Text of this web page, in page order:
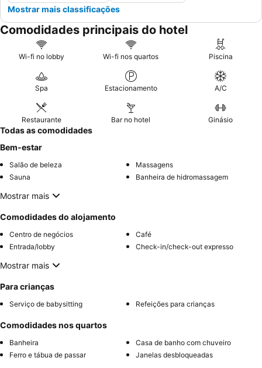
Mostrar mais classificações
Comodidades principais do hotel
Wi-fi no lobby Wi-fi nos quartos Piscina
Spa Estacionamento A/C
Restaurante Bar no hotel Ginásio
Todas as comodidades
Bem-estar
Salão de beleza
Massagens
Sauna
Banheira de hidromassagem
Mostrar mais
Comodidades do alojamento
Centro de negócios
Café
Entrada/lobby
Check-in/check-out expresso
Mostrar mais
Para crianças
Serviço de babysitting Refeições para crianças
Comodidades nos quartos
Banheira
Casa de banho com chuveiro
Ferro e tábua de passar
Janelas desbloqueadas